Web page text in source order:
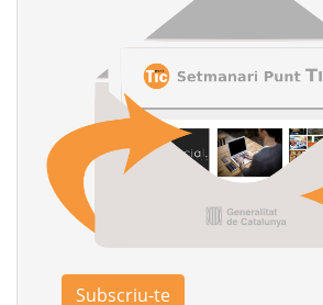
Subscriu-te